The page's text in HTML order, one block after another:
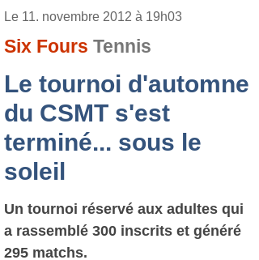
Le 11. novembre 2012 à 19h03
Six Fours Tennis
Le tournoi d'automne
du CSMT s'est
terminé... sous le
soleil
Un tournoi réservé aux adultes qui
a rassemblé 300 inscrits et généré
295 matchs.